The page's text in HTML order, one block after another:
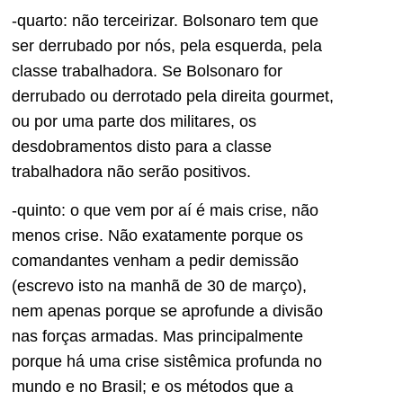
-quarto: não terceirizar. Bolsonaro tem que
ser derrubado por nós, pela esquerda, pela
classe trabalhadora. Se Bolsonaro for
derrubado ou derrotado pela direita gourmet,
ou por uma parte dos militares, os
desdobramentos disto para a classe
trabalhadora não serão positivos.
-quinto: o que vem por aí é mais crise, não
menos crise. Não exatamente porque os
comandantes venham a pedir demissão
(escrevo isto na manhã de 30 de março),
nem apenas porque se aprofunde a divisão
nas forças armadas. Mas principalmente
porque há uma crise sistêmica profunda no
mundo e no Brasil; e os métodos que a